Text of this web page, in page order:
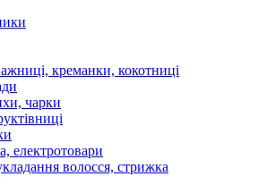
креманки, кокотниці
чарки
електротовари
волосся, стрижка